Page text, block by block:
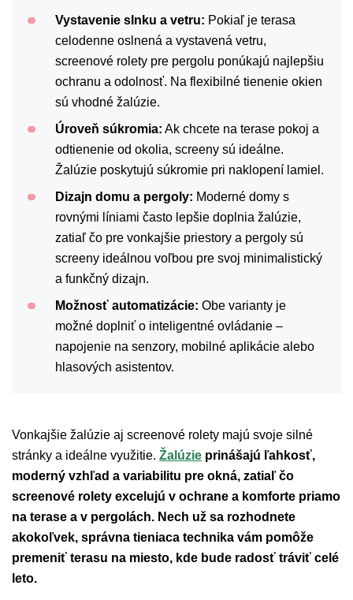
Vystavenie slnku a vetru: Pokiaľ je terasa
celodenne oslnená a vystavená vetru,
screenové rolety pre pergolu ponúkajú najlepšiu
ochranu a odolnosť. Na flexibilné tienenie okien
sú vhodné žalúzie.
Úroveň súkromia: Ak chcete na terase pokoj a
odtienenie od okolia, screeny sú ideálne.
Žalúzie poskytujú súkromie pri naklopení lamiel.
Dizajn domu a pergoly: Moderné domy s
rovnými líniami často lepšie doplnia žalúzie,
zatiaľ čo pre vonkajšie priestory a pergoly sú
screeny ideálnou voľbou pre svoj minimalistický
a funkčný dizajn.
Možnosť automatizácie: Obe varianty je
možné doplniť o inteligentné ovládanie –
napojenie na senzory, mobilné aplikácie alebo
hlasových asistentov.
Vonkajšie žalúzie aj screenové rolety majú svoje silné
stránky a ideálne využitie. Žalúzie prinášajú ľahkosť,
moderný vzhľad a variabilitu pre okná, zatiaľ čo
screenové rolety excelujú v ochrane a komforte priamo
na terase a v pergolách. Nech už sa rozhodnete
akokoľvek, správna tieniaca technika vám pomôže
premeniť terasu na miesto, kde bude radosť tráviť celé
leto.